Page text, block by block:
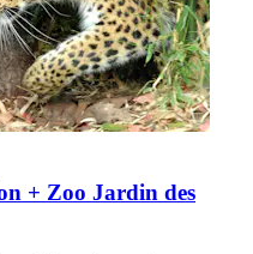
+ Zoo Jardin des